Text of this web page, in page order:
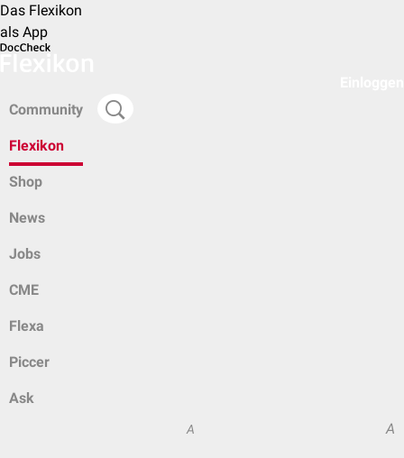
Das Flexikon
als App
Community
Flexikon
Shop
News
Jobs
CME
Flexa
Piccer
Ask
A A